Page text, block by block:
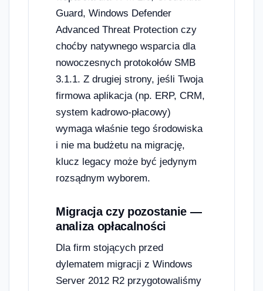
Guard, Windows Defender
Advanced Threat Protection czy
choćby natywnego wsparcia dla
nowoczesnych protokołów SMB
3.1.1. Z drugiej strony, jeśli Twoja
firmowa aplikacja (np. ERP, CRM,
system kadrowo-płacowy)
wymaga właśnie tego środowiska
i nie ma budżetu na migrację,
klucz legacy może być jedynym
rozsądnym wyborem.
Migracja czy pozostanie —
analiza opłacalności
Dla firm stojących przed
dylematem migracji z Windows
Server 2012 R2 przygotowaliśmy